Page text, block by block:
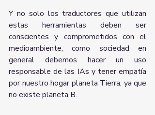
Y no solo los traductores que utilizan
estas herramientas deben ser
conscientes y comprometidos con el
medioambiente, como sociedad en
general debemos hacer un uso
responsable de las IAs y tener empatía
por nuestro hogar planeta Tierra, ya que
no existe planeta B.